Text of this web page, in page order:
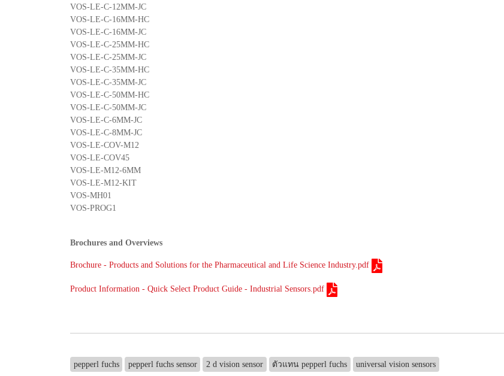
VOS-LE-C-12MM-JC
VOS-LE-C-16MM-HC
VOS-LE-C-16MM-JC
VOS-LE-C-25MM-HC
VOS-LE-C-25MM-JC
VOS-LE-C-35MM-HC
VOS-LE-C-35MM-JC
VOS-LE-C-50MM-HC
VOS-LE-C-50MM-JC
VOS-LE-C-6MM-JC
VOS-LE-C-8MM-JC
VOS-LE-COV-M12
VOS-LE-COV45
VOS-LE-M12-6MM
VOS-LE-M12-KIT
VOS-MH01
VOS-PROG1
Brochures and Overviews
Brochure - Products and Solutions for the Pharmaceutical and Life Science Industry.pdf
Product Information - Quick Select Product Guide - Industrial Sensors.pdf
pepperl fuchs pepperl fuchs sensor 2 d vision sensor ตัวแทน pepperl fuchs universal vision sensors